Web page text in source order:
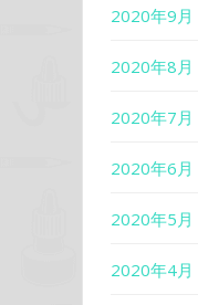
2020年9月
2020年8月
2020年7月
2020年6月
2020年5月
2020年4月